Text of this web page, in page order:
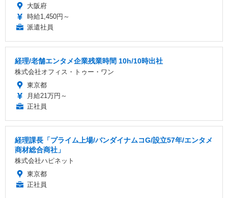
大阪府
時給1,450円～
派遣社員
経理/老舗エンタメ企業残業時間 10h/10時出社
株式会社オフィス・トゥー・ワン
東京都
月給21万円～
正社員
経理課長「プライム上場/バンダイナムコG/設立57年/エンタメ
商材総合商社」
株式会社ハピネット
東京都
正社員